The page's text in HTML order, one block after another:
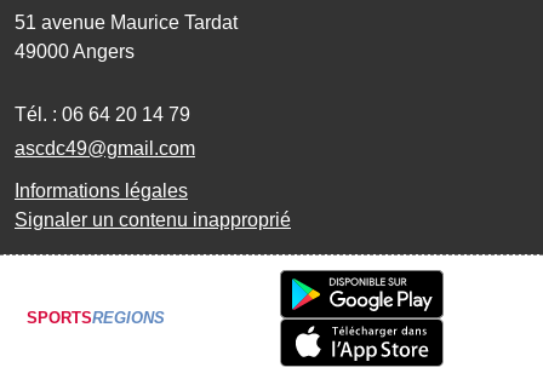
51 avenue Maurice Tardat
49000Angers
Tél. : 06 64 20 14 79
ascdc49@gmail.com
Informations légales
Signaler un contenu inapproprié
SPORTSREGIONS